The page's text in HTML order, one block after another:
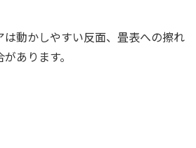
動かしやすい反面、畳表への擦れ
あります。